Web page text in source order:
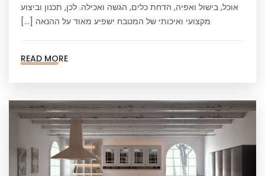
אוכל, בישול ואפיה, הדחת כלים, הגשה ואכילה. לכן, תכנון וביצוע
מקצועי ואיכותי של המטבח ישפיע מאוד על ההנאה […]
READ MORE